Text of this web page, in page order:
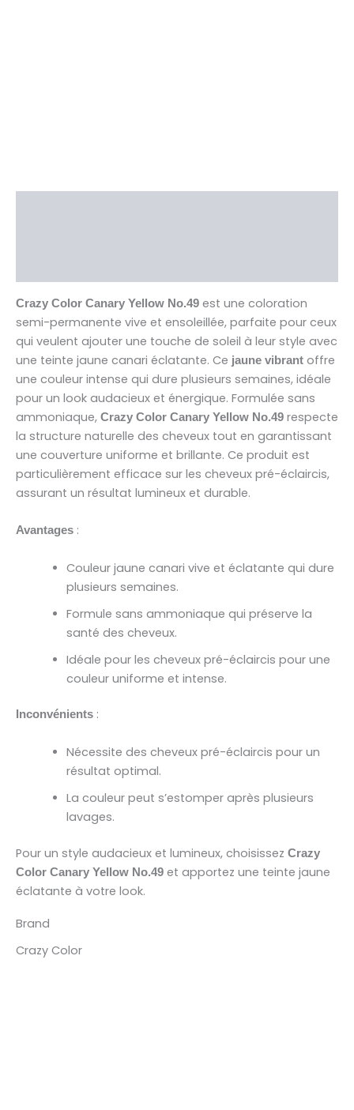
Crazy Color Canary Yellow No.49 est une coloration
semi-permanente vive et ensoleillée, parfaite pour ceux
qui veulent ajouter une touche de soleil à leur style avec
une teinte jaune canari éclatante. Ce jaune vibrant offre
une couleur intense qui dure plusieurs semaines, idéale
pour un look audacieux et énergique. Formulée sans
ammoniaque, Crazy Color Canary Yellow No.49 respecte
la structure naturelle des cheveux tout en garantissant
une couverture uniforme et brillante. Ce produit est
particulièrement efficace sur les cheveux pré-éclaircis,
assurant un résultat lumineux et durable.
Avantages :
Couleur jaune canari vive et éclatante qui dure
plusieurs semaines.
Formule sans ammoniaque qui préserve la
santé des cheveux.
Idéale pour les cheveux pré-éclaircis pour une
couleur uniforme et intense.
Inconvénients :
Nécessite des cheveux pré-éclaircis pour un
résultat optimal.
La couleur peut s’estomper après plusieurs
lavages.
Pour un style audacieux et lumineux, choisissez Crazy
Color Canary Yellow No.49 et apportez une teinte jaune
éclatante à votre look.
Brand
Crazy Color